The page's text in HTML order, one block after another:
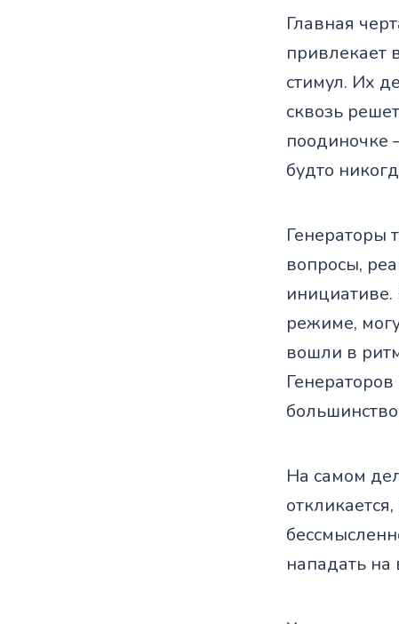
Главная
привлекает
стимул. Их
сквозь
поодиночке
будто
Генераторы
вопросы,
режиме,
вошли в
На самом
нападать на